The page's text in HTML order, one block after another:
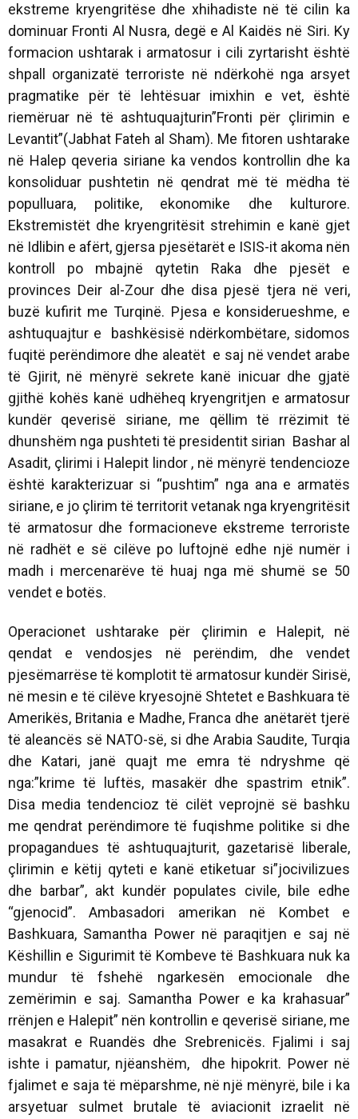
ekstreme kryengritëse dhe xhihadiste në të cilin ka
dominuar Fronti Al Nusra, degë e Al Kaidës në Siri. Ky
formacion ushtarak i armatosur i cili zyrtarisht është
shpall organizatë terroriste në ndërkohë nga arsyet
pragmatike për të lehtësuar imixhin e vet, është
riemëruar në të ashtuquajturin”Fronti për çlirimin e
Levantit”(Jabhat Fateh al Sham). Me fitoren ushtarake
në Halep qeveria siriane ka vendos kontrollin dhe ka
konsoliduar pushtetin në qendrat më të mëdha të
populluara, politike, ekonomike dhe kulturore.
Ekstremistët dhe kryengritësit strehimin e kanë gjet
në Idlibin e afërt, gjersa pjesëtarët e ISIS-it akoma nën
kontroll po mbajnë qytetin Raka dhe pjesët e
provinces Deir al-Zour dhe disa pjesë tjera në veri,
buzë kufirit me Turqinë. Pjesa e konsiderueshme, e
ashtuquajtur e bashkësisë ndërkombëtare, sidomos
fuqitë perëndimore dhe aleatët e saj në vendet arabe
të Gjirit, në mënyrë sekrete kanë inicuar dhe gjatë
gjithë kohës kanë udhëheq kryengritjen e armatosur
kundër qeverisë siriane, me qëllim të rrëzimit të
dhunshëm nga pushteti të presidentit sirian Bashar al
Asadit, çlirimi i Halepit lindor , në mënyrë tendencioze
është karakterizuar si “pushtim” nga ana e armatës
siriane, e jo çlirim të territorit vetanak nga kryengritësit
të armatosur dhe formacioneve ekstreme terroriste
në radhët e së cilëve po luftojnë edhe një numër i
madh i mercenarëve të huaj nga më shumë se 50
vendet e botës.
Operacionet ushtarake për çlirimin e Halepit, në
qendat e vendosjes në perëndim, dhe vendet
pjesëmarrëse të komplotit të armatosur kundër Sirisë,
në mesin e të cilëve kryesojnë Shtetet e Bashkuara të
Amerikës, Britania e Madhe, Franca dhe anëtarët tjerë
të aleancës së NATO-së, si dhe Arabia Saudite, Turqia
dhe Katari, janë quajt me emra të ndryshme që
nga:”krime të luftës, masakër dhe spastrim etnik”.
Disa media tendencioz të cilët veprojnë së bashku
me qendrat perëndimore të fuqishme politike si dhe
propagandues të ashtuquajturit, gazetarisë liberale,
çlirimin e këtij qyteti e kanë etiketuar si”jocivilizues
dhe barbar”, akt kundër populates civile, bile edhe
“gjenocid”. Ambasadori amerikan në Kombet e
Bashkuara, Samantha Power në paraqitjen e saj në
Këshillin e Sigurimit të Kombeve të Bashkuara nuk ka
mundur të fshehë ngarkesën emocionale dhe
zemërimin e saj. Samantha Power e ka krahasuar”
rrënjen e Halepit” nën kontrollin e qeverisë siriane, me
masakrat e Ruandës dhe Srebrenicës. Fjalimi i saj
ishte i pamatur, njëanshëm, dhe hipokrit. Power në
fjalimet e saja të mëparshme, në një mënyrë, bile i ka
arsyetuar sulmet brutale të aviacionit izraelit në